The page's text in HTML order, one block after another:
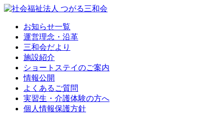
お知らせ一覧
運営理念・沿革
三和会だより
施設紹介
ショートステイのご案内
情報公開
よくあるご質問
実習生・介護体験の方へ
個人情報保護方針